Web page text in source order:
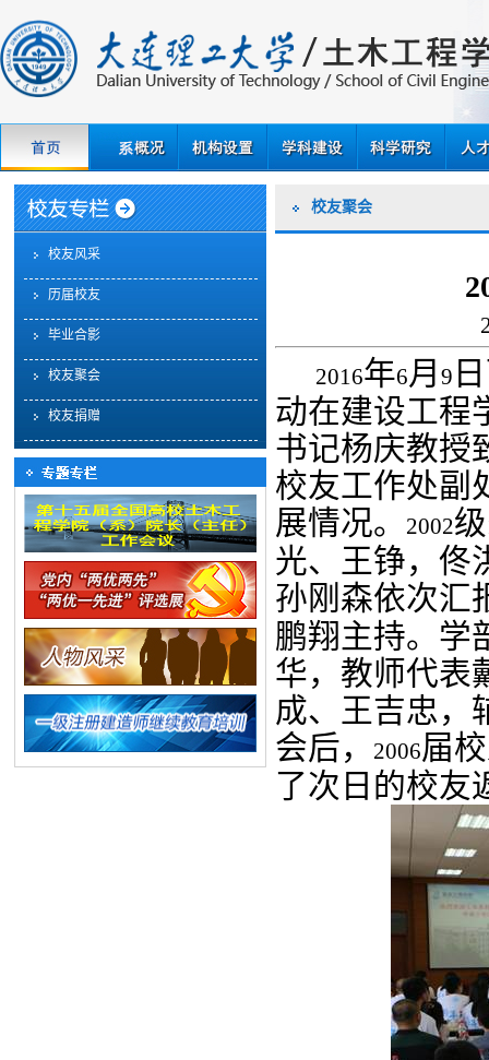
校友风采
历届校友
毕业合影
校友聚会
校友捐赠
校友聚会
2016年6月9
动在建设工程
书记杨庆教授
校友工作处副
展情况。
2002级
光、王铮，佟
孙刚森依次汇
鹏翔主持。学
华，教师代表
成、王吉忠，
会后，
2006届
了次日的校友